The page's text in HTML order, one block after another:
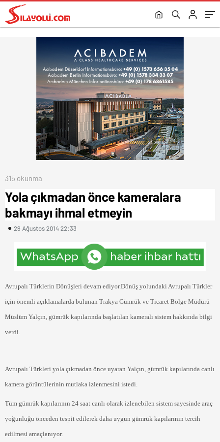
315 okunma
Yola çıkmadan önce kameralara
bakmayı ihmal etmeyin
29 Ağustos 2014 22:33
Avrupalı Türklerin Dönüşleri devam ediyor.Dönüş yolundaki Avrupalı Türkler
için önemli açıklamalarda bulunan Trakya Gümrük ve Ticaret Bölge Müdürü
Müslüm Yalçın, gümrük kapılarında başlatılan kameralı sistem hakkında bilgi
verdi.
Avrupalı Türkleri yola çıkmadan önce uyaran Yalçın, gümrük kapılarında canlı
kamera görüntülerinin mutlaka izlenmesini istedi.
Tüm gümrük kapılarının 24 saat canlı olarak izlenebilen sistem sayesinde araç
yoğunluğu önceden tespit edilerek daha uygun gümrük kapılarının tercih
edilmesi amaçlanıyor.